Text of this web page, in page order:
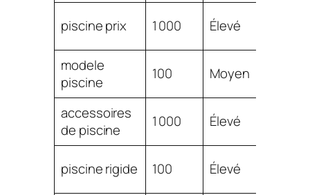
piscine prix 1 000 Élevé
modele
piscine
100 Moyen
accessoires
de piscine
1 000 Élevé
piscine rigide 100 Élevé